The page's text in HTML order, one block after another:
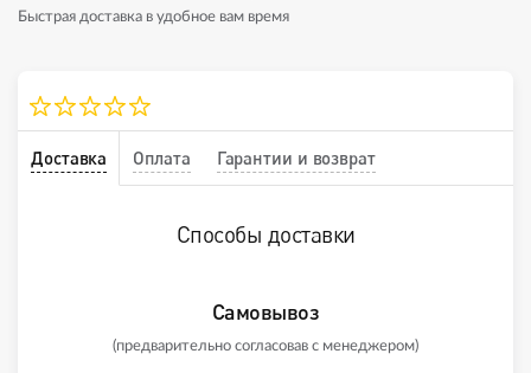
Быстрая доставка в удобное вам время
Доставка Оплата Гарантии и возврат
Способы доставки
Самовывоз
(предварительно согласовав с менеджером)